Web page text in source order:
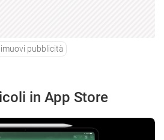
pubblicità
in App Store